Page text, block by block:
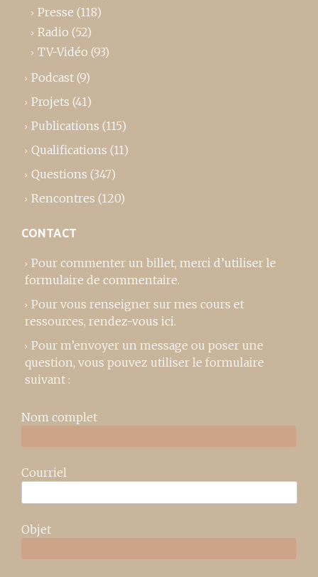
Presse (118)
Radio (52)
TV-Vidéo (93)
Podcast (9)
Projets (41)
Publications (115)
Qualifications (11)
Questions (347)
Rencontres (120)
CONTACT
Pour commenter un billet, merci d’utiliser le
formulaire de commentaire.
Pour vous renseigner sur mes cours et
ressources, rendez-vous ici.
Pour m’envoyer un message ou poser une
question, vous pouvez utiliser le formulaire
suivant :
Nom complet
Courriel
Objet